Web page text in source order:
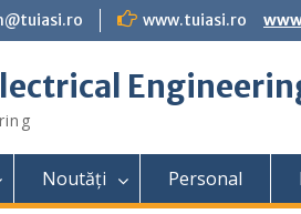
www.tuiasi.ro
Noutăți Personal